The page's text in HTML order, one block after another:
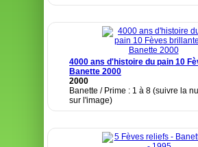
4000 ans d'histoire du pain 10
Banette 2000
2000
Banette / Prime : 1 à 8 (suivre la
sur l'image)